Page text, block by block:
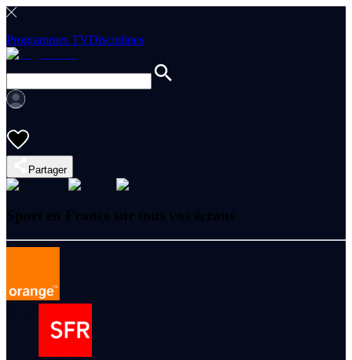
Programmes TVDisciplines
Partager
Sport en France sur tous vos écrans